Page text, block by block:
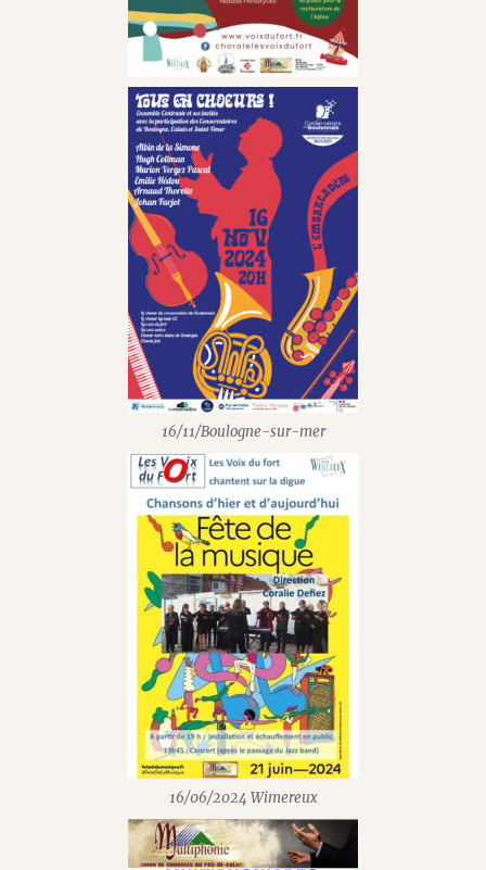
16/11/Boulogne-sur-mer
16/06/2024 Wimereux